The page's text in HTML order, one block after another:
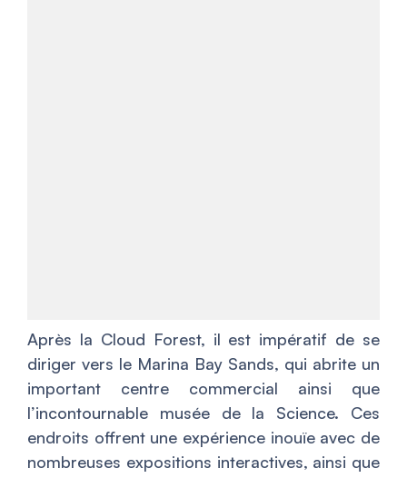
Après la Cloud Forest, il est impératif de se
diriger vers le Marina Bay Sands, qui abrite un
important centre commercial ainsi que
l’incontournable musée de la Science. Ces
endroits offrent une expérience inouïe avec de
nombreuses expositions interactives, ainsi que